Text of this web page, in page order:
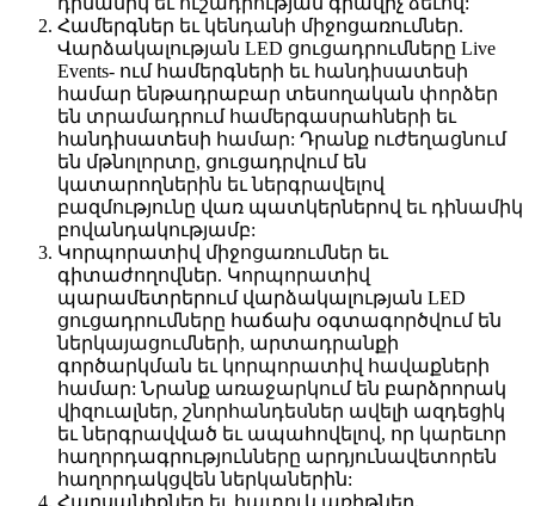
Համերգներ եւ կենդանի միջոցառումներ.
Վարձակալության LED ցուցադրումները Live
Events- ում համերգների եւ հանդիսատեսի
համար ենթադրաբար տեսողական փորձեր
են տրամադրում համերգասրահների եւ
հանդիսատեսի համար: Դրանք ուժեղացնում
են մթնոլորտը, ցուցադրվում են
կատարողներին եւ ներգրավելով
բազմությունը վառ պատկերներով եւ դինամիկ
բովանդակությամբ:
Կորպորատիվ միջոցառումներ եւ
գիտաժողովներ. Կորպորատիվ
պարամետրերում վարձակալության LED
ցուցադրումները հաճախ օգտագործվում են
ներկայացումների, արտադրանքի
գործարկման եւ կորպորատիվ հավաքների
համար: Նրանք առաջարկում են բարձրորակ
վիզուալներ, շնորհանդեսներ ավելի ազդեցիկ
եւ ներգրավված եւ ապահովելով, որ կարեւոր
հաղորդագրությունները արդյունավետորեն
հաղորդակցվեն ներկաներին:
Հարսանիքներ եւ հատուկ առիթներ.